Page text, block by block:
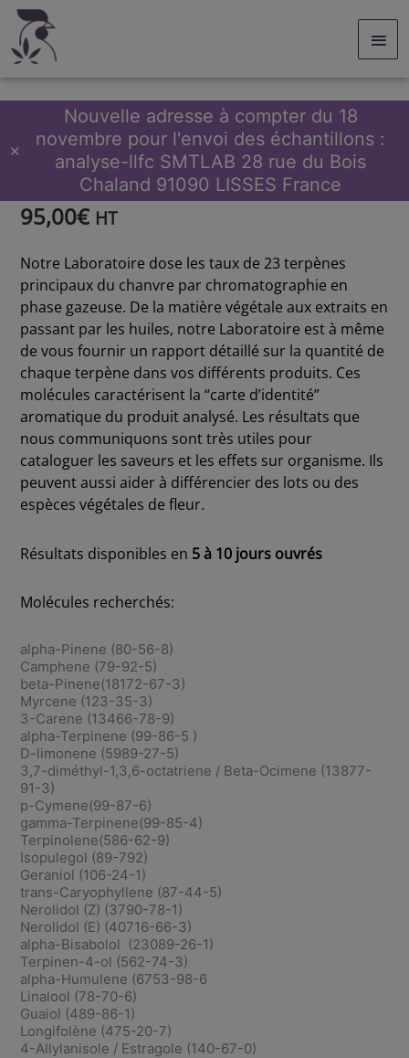
Aller
contenu
Accueil/Analyse /Terpènes / Analyse de terpènes
Analyse de terpènes
95,00€ HT
Notre Laboratoire dose les taux de 23 terpènes
principaux du chanvre par chromatographie en
phase gazeuse. De la matière végétale aux extraits en
passant par les huiles, notre Laboratoire est à même
de vous fournir un rapport détaillé sur la quantité de
chaque terpène dans vos différents produits. Ces
molécules caractérisent la “carte d’identité”
aromatique du produit analysé. Les résultats que
nous communiquons sont très utiles pour
cataloguer les saveurs et les effets sur organisme. Ils
peuvent aussi aider à différencier des lots ou des
espèces végétales de fleur.
Résultats disponibles en 5 à 10 jours ouvrés
Molécules recherchés:
alpha-Pinene (80-56-8)
Camphene (79-92-5)
beta-Pinene(18172-67-3)
Myrcene (123-35-3)
3-Carene (13466-78-9)
alpha-Terpinene (99-86-5 )
D-limonene (5989-27-5)
3,7-diméthyl-1,3,6-octatriene / Beta-Ocimene (13877-
91-3)
p-Cymene(99-87-6)
gamma-Terpinene(99-85-4)
Terpinolene(586-62-9)
Isopulegol (89-792)
Geraniol (106-24-1)
trans-Caryophyllene (87-44-5)
Nerolidol (Z) (3790-78-1)
Nerolidol (E) (40716-66-3)
alpha-Bisabolol (23089-26-1)
Terpinen-4-ol (562-74-3)
alpha-Humulene (6753-98-6
Linalool (78-70-6)
Guaiol (489-86-1)
Longifolène (475-20-7)
4-Allylanisole / Estragole (140-67-0)
quantité
de
terpènes
✕
Nouvelle adresse à compter du 18
novembre pour l'envoi des échantillons :
analyse-llfc SMTLAB 28 rue du Bois
Chaland 91090 LISSES France